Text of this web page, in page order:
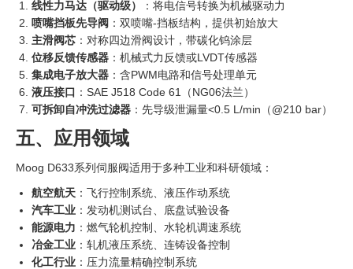
线性力马达（驱动级）
‍：将电信号转换为机械驱动力
喷嘴挡板先导阀 ：双喷嘴-挡板结构，提供初始放大
主滑阀芯 ：对称四边滑阀设计，带碳化钨涂层
位移反馈传感器 ：机械式力反馈或LVDT传感器
集成电子放大器 ：含PWM电路和信号处理单元
液压接口 ：SAE J518 Code 61（NG06法兰）
可拆卸自冲洗过滤器 ：先导级泄漏量<0.5 L/min（@210 bar）
五、应用领域
Moog D633系列伺服阀适用于多种工业和科研领域：
航空航天 ：飞行控制系统、液压作动系统
汽车工业 ：发动机测试台、底盘试验设备
能源电力 ：燃气轮机控制、水轮机调速系统
冶金工业 ：轧机液压系统、连铸设备控制
化工行业 ：压力流量精确控制系统